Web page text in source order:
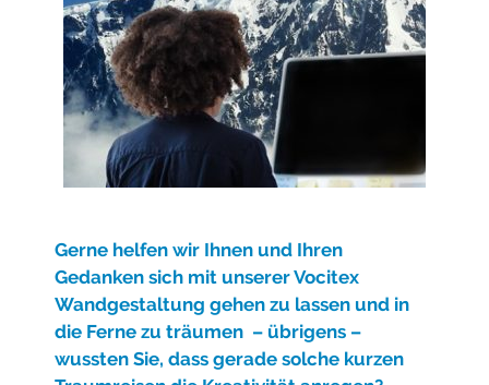
Gerne helfen wir Ihnen und Ihren
Gedanken sich mit unserer Vocitex
Wandgestaltung gehen zu lassen und in
die Ferne zu träumen – übrigens –
wussten Sie, dass gerade solche kurzen